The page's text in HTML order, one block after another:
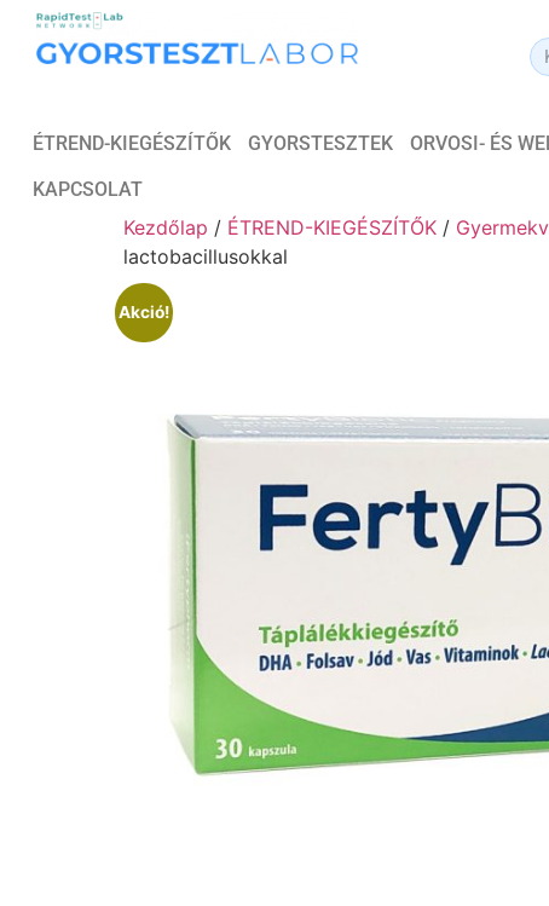
ÉTREND-KIEGÉSZÍTŐK GYORSTESZTEK ORVOSI- ÉS
KAPCSOLAT
Kezdőlap / ÉTREND-KIEGÉSZÍTŐK /
lactobacillusokkal
Akció!